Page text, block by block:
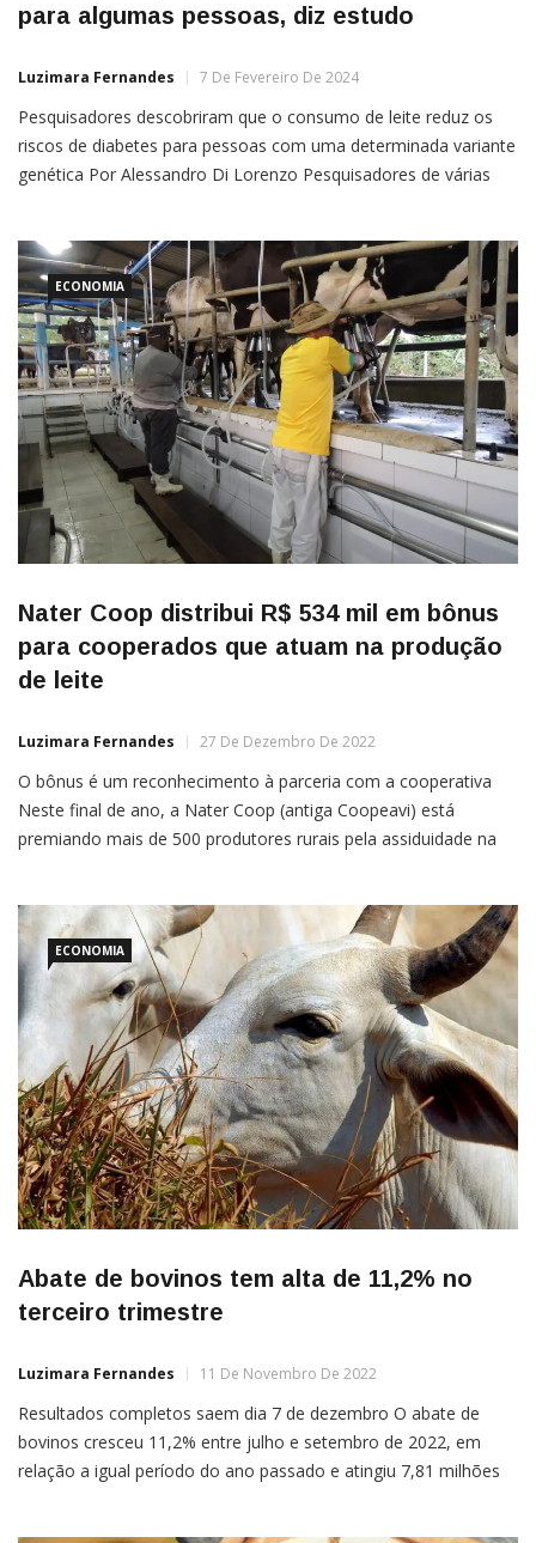
para algumas pessoas, diz estudo
Luzimara Fernandes 7 De Fevereiro De 2024
Pesquisadores descobriram que o consumo de leite reduz os
riscos de diabetes para pessoas com uma determinada variante
genética Por Alessandro Di Lorenzo Pesquisadores de várias
determinada variante genética. Durante o estudo, eles
buscaram ligações entre
ECONOMIA
Nater Coop distribui R$ 534 mil em bônus
para cooperados que atuam na produção
de leite
Luzimara Fernandes 27 De Dezembro De 2022
O bônus é um reconhecimento à parceria com a cooperativa
Neste final de ano, a Nater Coop (antiga Coopeavi) está
premiando mais de 500 produtores rurais pela assiduidade na
forma ininterrupta à cooperativa […]
ECONOMIA
Abate de bovinos tem alta de 11,2% no
terceiro trimestre
Luzimara Fernandes 11 De Novembro De 2022
Resultados completos saem dia 7 de dezembro O abate de
bovinos cresceu 11,2% entre julho e setembro de 2022, em
relação a igual período do ano passado e atingiu 7,81 milhões